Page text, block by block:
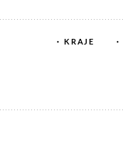
KRAJE